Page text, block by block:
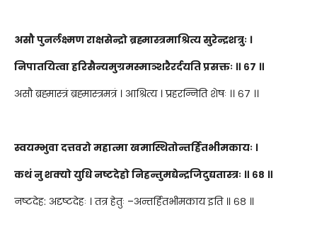
असौ पुनर्लक्ष्मण राक्षसेन्द्रो ब्रह्मास्त्रमाश्रित्य सुरेन्द्रशत्रुः ।
निपातयित्वा हरिसैन्यमुग्रमस्माञ्शरैरर्दयति प्रसक्तः ॥ ६७ ॥
असौ ब्रह्मास्त्रं ब्रह्मास्त्रमत्रं । आश्रित्य । प्रहरन्निति शेषः ।। ६७ ।।
स्वयम्भुवा दत्तवरो महात्मा खमास्थितोन्तर्हितभीमकायः ।
कथं नु शक्यो युधि नष्टदेहो निहन्तुमद्येन्द्रजिदुद्यतास्त्रः ॥ ६८ ॥
नष्टदेह: अदृष्टदेहः । तत्र हेतुः –अन्तर्हितभीमकाय इति ॥ ६८ ॥